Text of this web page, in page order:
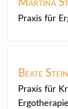
Martina
Praxis für
Beate
Praxis für